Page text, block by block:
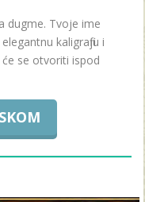
dugme. Tvoje ime
kaligrafiju i
se otvoriti ispod